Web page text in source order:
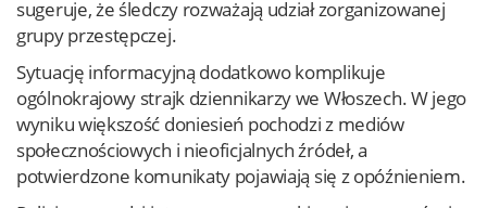
sugeruje, że śledczy rozważają udział zorganizowanej
grupy przestępczej.
Sytuację informacyjną dodatkowo komplikuje
ogólnokrajowy strajk dziennikarzy we Włoszech. W jego
wyniku większość doniesień pochodzi z mediów
społecznościowych i nieoficjalnych źródeł, a
potwierdzone komunikaty pojawiają się z opóźnieniem.